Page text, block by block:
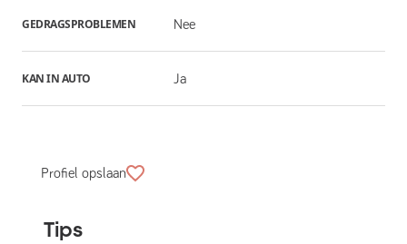
GEDRAGSPROBLEMEN Nee
KAN IN AUTO Ja
Profiel opslaan
Tips